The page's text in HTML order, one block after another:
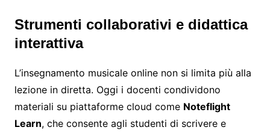
Strumenti collaborativi e didattica
interattiva
L’insegnamento musicale online non si limita più alla
lezione in diretta. Oggi i docenti condividono
materiali su piattaforme cloud come Noteflight
Learn, che consente agli studenti di scrivere e